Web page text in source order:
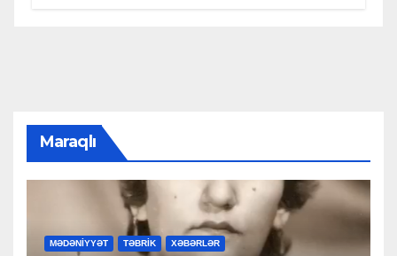
Maraqlı
MƏDƏNİYYƏT TƏBRİK XƏBƏRLƏR